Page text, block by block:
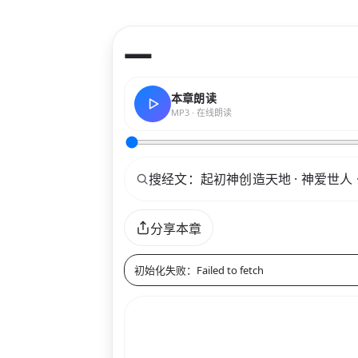
—
本章朗读
MP3 · 在线朗读
分享本章
初始化失败：Failed to fetch